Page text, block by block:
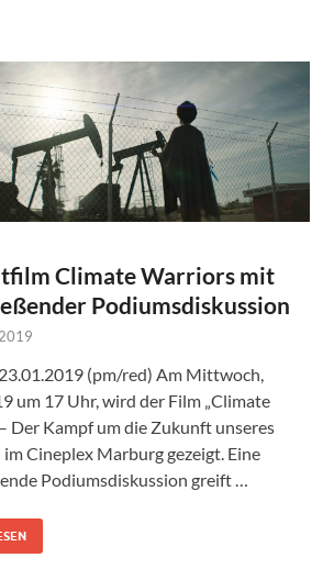
Climate Warriors mit
Podiumsdiskussion
(pm/red) Am Mittwoch,
um 17 Uhr, wird der Film „Climate
Der Kampf um die Zukunft unseres
im Cineplex Marburg gezeigt. Eine
Podiumsdiskussion greift …